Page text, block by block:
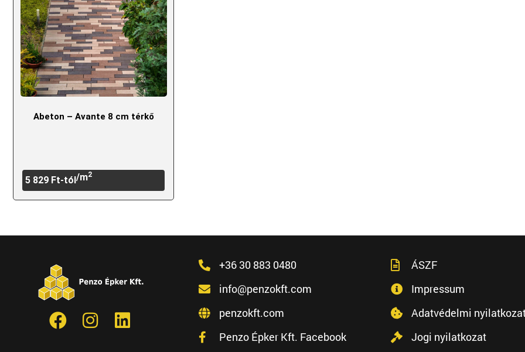
Abeton – Avante 8 cm térkő
5 829 Ft-tól /m2
+36 30 883 0480
info@penzokft.com
penzokft.com
Penzo Épker Kft. Facebook
ÁSZF
Impressum
Adatvédelmi
Jogi nyilatkozat